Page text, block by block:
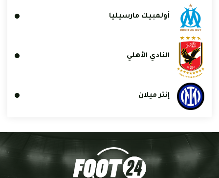
أولمبيك مارسيليا
النادي الأهلي
إنتر ميلان